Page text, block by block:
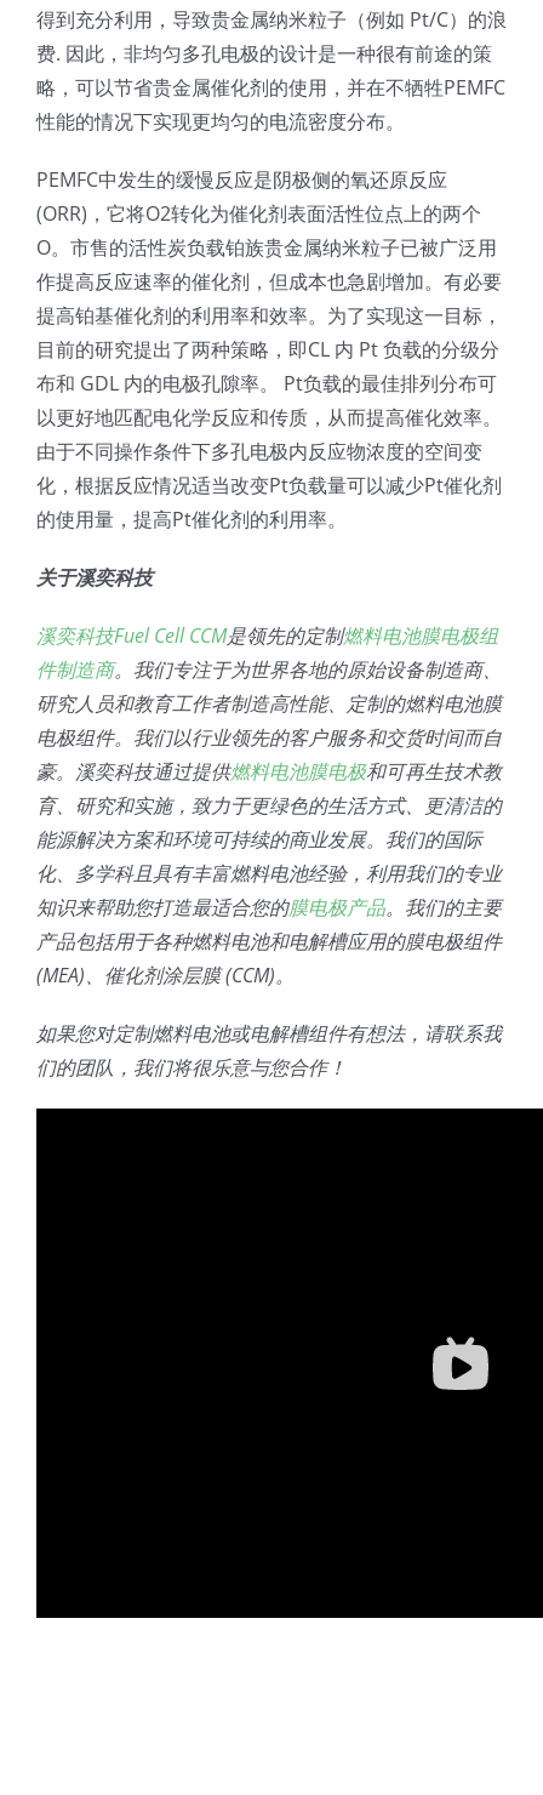
得到充分利用，导致贵金属纳米粒子（例如 Pt/C）的浪
费. 因此，非均匀多孔电极的设计是一种很有前途的策
略，可以节省贵金属催化剂的使用，并在不牺牲PEMFC
性能的情况下实现更均匀的电流密度分布。
PEMFC中发生的缓慢反应是阴极侧的氧还原反应
(ORR)，它将O2转化为催化剂表面活性位点上的两个
O。市售的活性炭负载铂族贵金属纳米粒子已被广泛用
作提高反应速率的催化剂，但成本也急剧增加。有必要
提高铂基催化剂的利用率和效率。为了实现这一目标，
目前的研究提出了两种策略，即CL 内 Pt 负载的分级分
布和 GDL 内的电极孔隙率。 Pt负载的最佳排列分布可
以更好地匹配电化学反应和传质，从而提高催化效率。
由于不同操作条件下多孔电极内反应物浓度的空间变
化，根据反应情况适当改变Pt负载量可以减少Pt催化剂
的使用量，提高Pt催化剂的利用率。
关于溪奕科技
溪奕科技Fuel Cell CCM是领先的定制燃料电池膜电极组
件制造商。我们专注于为世界各地的原始设备制造商、
研究人员和教育工作者制造高性能、定制的燃料电池膜
电极组件。我们以行业领先的客户服务和交货时间而自
豪。溪奕科技通过提供燃料电池膜电极和可再生技术教
育、研究和实施，致力于更绿色的生活方式、更清洁的
能源解决方案和环境可持续的商业发展。我们的国际
化、多学科且具有丰富燃料电池经验，利用我们的专业
知识来帮助您打造最适合您的膜电极产品。我们的主要
产品包括用于各种燃料电池和电解槽应用的膜电极组件
(MEA)、催化剂涂层膜 (CCM)。
如果您对定制燃料电池或电解槽组件有想法，请联系我
们的团队，我们将很乐意与您合作！